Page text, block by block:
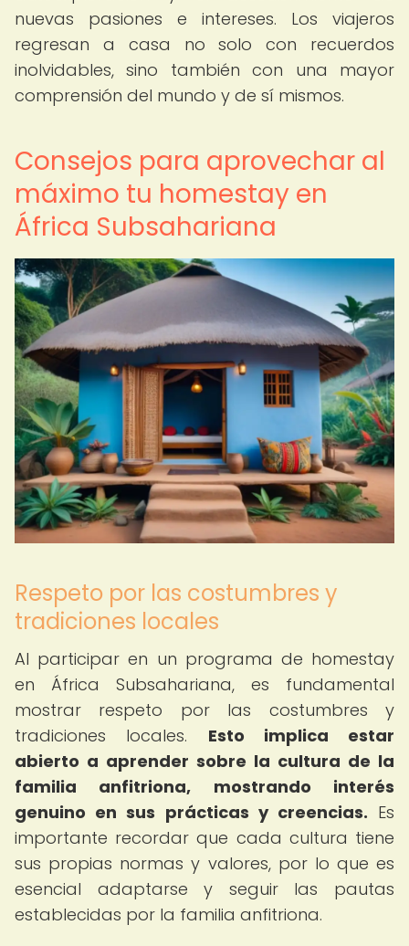
nuevas pasiones e intereses. Los viajeros
regresan a casa no solo con recuerdos
inolvidables, sino también con una mayor
comprensión del mundo y de sí mismos.
Consejos para aprovechar al
máximo tu homestay en
África Subsahariana
Respeto por las costumbres y
tradiciones locales
Al participar en un programa de homestay
en África Subsahariana, es fundamental
mostrar respeto por las costumbres y
tradiciones locales. Esto implica estar
abierto a aprender sobre la cultura de la
familia anfitriona, mostrando interés
genuino en sus prácticas y creencias. Es
importante recordar que cada cultura tiene
sus propias normas y valores, por lo que es
esencial adaptarse y seguir las pautas
establecidas por la familia anfitriona.